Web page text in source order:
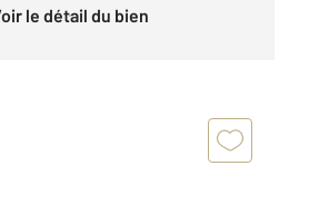
Voir le détail du bien